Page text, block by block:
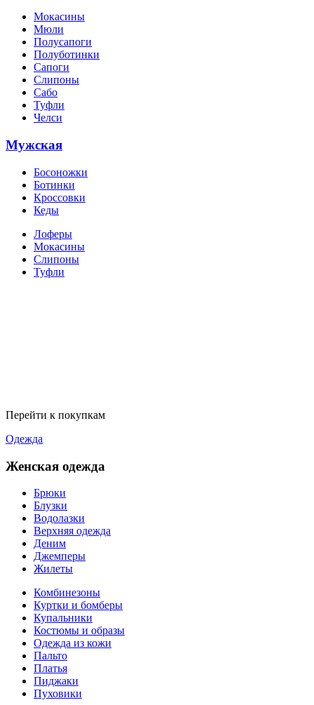
Мокасины
Мюли
Полусапоги
Полуботинки
Сапоги
Слипоны
Сабо
Туфли
Челси
Мужская
Босоножки
Ботинки
Кроссовки
Кеды
Лоферы
Мокасины
Слипоны
Туфли
Перейти к покупкам
Одежда
Женская одежда
Брюки
Блузки
Водолазки
Верхняя одежда
Деним
Джемперы
Жилеты
Комбинезоны
Куртки и бомберы
Купальники
Костюмы и образы
Одежда из кожи
Пальто
Платья
Пиджаки
Пуховики